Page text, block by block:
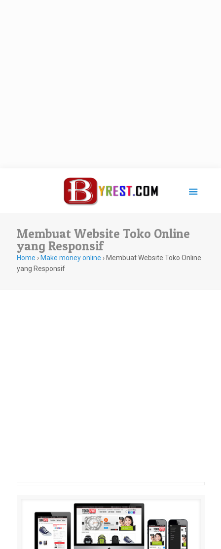
Membuat Website Toko Online
yang Responsif
Home › Make money online › Membuat Website Toko Online
yang Responsif